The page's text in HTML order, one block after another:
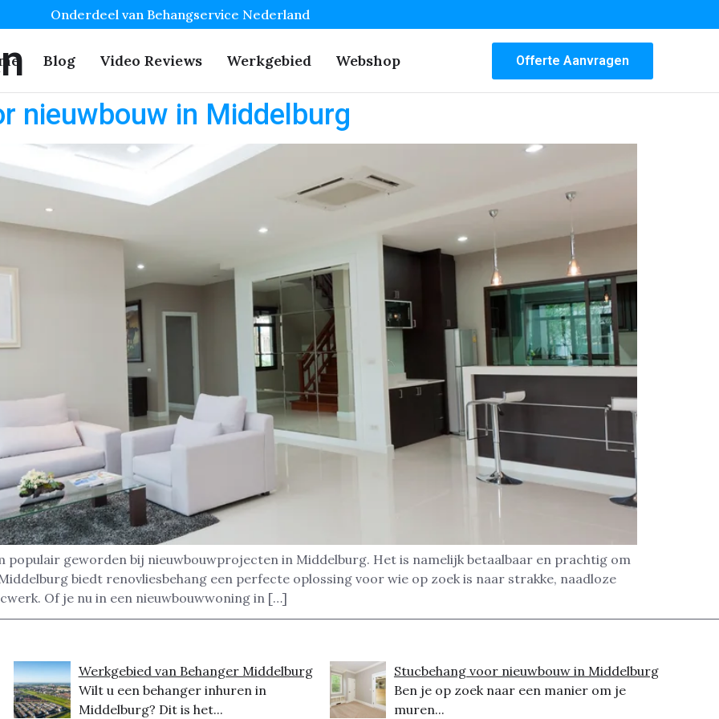
Onderdeel van Behangservice Nederland
Blog Video Reviews Werkgebied Webshop Offerte Aanvragen
nieuwbouw in Middelburg
populair geworden bij nieuwbouwprojecten in Middelburg. Het is namelijk betaalbaar en prachtig om
biedt renovliesbehang een perfecte oplossing voor wie op zoek is naar strakke, naadloze
Of je nu in een nieuwbouwwoning in […]
Werkgebied van Behanger Middelburg
Wilt u een behanger inhuren in
Middelburg? Dit is het...
Stucbehang voor nieuwbouw in Middelburg
Ben je op zoek naar een manier om je
muren...